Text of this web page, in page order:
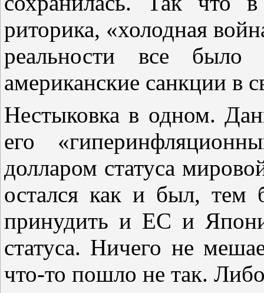
риторика, «холодная
реальности все было
американские санкции в
Нестыковка в одном.
его
долларом статуса
остался как и был,
принудить и ЕС и
статуса. Ничего не
что-то пошло не так.